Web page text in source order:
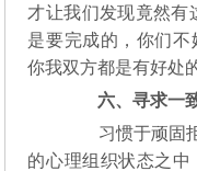
才让我们发现竟然有
是要完成的，你们
你我双方都是有好处
六、寻求一致
习惯于顽固拒
的心理组织状态之